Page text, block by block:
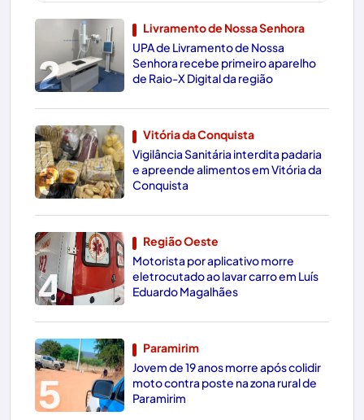
2
Livramento de Nossa Senhora
UPA de Livramento de Nossa
Senhora recebe primeiro aparelho
de Raio-X Digital da região
3
Vitória da Conquista
Vigilância Sanitária interdita padaria
e apreende alimentos em Vitória da
Conquista
4
Região Oeste
Motorista por aplicativo morre
eletrocutado ao lavar carro em Luís
Eduardo Magalhães
5
Paramirim
Jovem de 19 anos morre após colidir
moto contra poste na zona rural de
Paramirim